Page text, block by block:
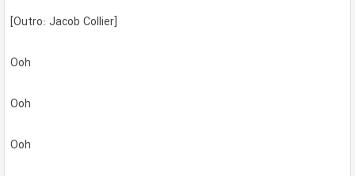
[Outro: Jacob Collier]
Ooh
Ooh
Ooh